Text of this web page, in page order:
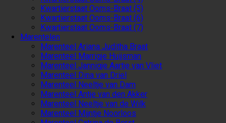
Kwartierstaat Ooms-Braat (5)
Kwartierstaat Ooms-Braat (6)
Kwartierstaat Ooms-Braat (7)
Marentelen
Marenteel Ariana Juditha Braat
Marenteel Marrigje Huijsman
Marenteel Jannigje Aartje van Vliet
Marenteel Dina van Driel
Marenteel Neeltje van Dam
Marenteel Antje van den Akker
Marenteel Neeltje van de Wilk
Marenteel Mijntje Noorloos